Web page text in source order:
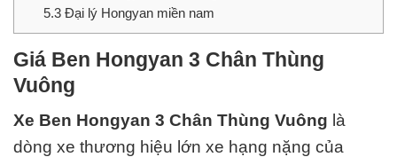
5.3Đại lý Hongyan miền nam
Giá Ben Hongyan 3 Chân Thùng
Vuông
Xe Ben Hongyan 3 Chân Thùng Vuông là
dòng xe thương hiệu lớn xe hạng nặng của